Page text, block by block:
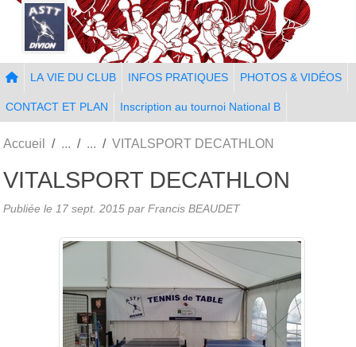
LA VIE DU CLUB INFOS PRATIQUES PHOTOS & VIDÉOS
CONTACT ET PLAN Inscription au tournoi National B
Accueil VITALSPORT DECATHLON
VITALSPORT DECATHLON
Publiée le 17 sept. 2015 par Francis BEAUDET
Panneau de gestion des cookies